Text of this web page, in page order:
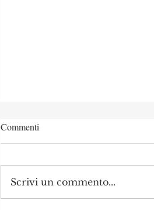
Commenti
Scrivi un commento...